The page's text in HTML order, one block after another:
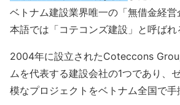
ベトナム建設業界唯一の「無借金経
本語では「コテコンズ建設」と呼ばれ
2004年に設立されたCoteccons
ムを代表する建設会社の1つであり、
模なプロジェクトをベトナム全国で手